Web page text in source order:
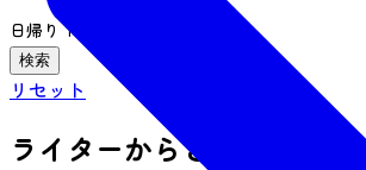
日帰り１泊２日
リセット
ライターからさがす